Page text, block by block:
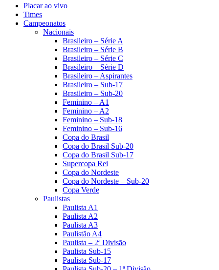
Placar ao vivo
Times
Campeonatos
Nacionais
Brasileiro – Série A
Brasileiro – Série B
Brasileiro – Série C
Brasileiro – Série D
Brasileiro – Aspirantes
Brasileiro – Sub-17
Brasileiro – Sub-20
Feminino – A1
Feminino – A2
Feminino – Sub-18
Feminino – Sub-16
Copa do Brasil
Copa do Brasil Sub-20
Copa do Brasil Sub-17
Supercopa Rei
Copa do Nordeste
Copa do Nordeste – Sub-20
Copa Verde
Paulistas
Paulista A1
Paulista A2
Paulista A3
Paulistão A4
Paulista – 2ª Divisão
Paulista Sub-15
Paulista Sub-17